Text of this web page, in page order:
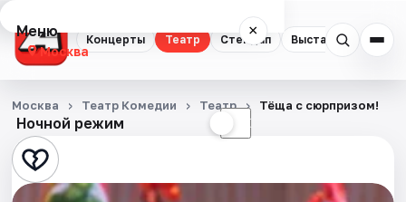
Концерты Театр Стендап Выставки
Меню ×
Москва
Концерты
Театр
Стендап
Ночной режим ☾
Москва Театр Комедии Театр Тёща с сюрпризом!